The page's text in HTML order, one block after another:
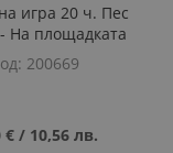
игра 20 ч. Пес
На площадката
200669
€ ‎/‎ 10,56 лв.